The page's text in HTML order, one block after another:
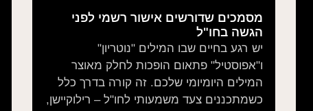
מסמכים שדורשים אישור רשמי לפני
הגשה בחו"ל
יש רגע בחיים שבו המילים "נוטריון"
ו"אפוסטיל" פתאום הופכות לחלק מאוצר
המילים היומיומי שלכם. זה קורה בדרך כלל
כשמתכננים צעד משמעותי לחו"ל – רילוקיישן,